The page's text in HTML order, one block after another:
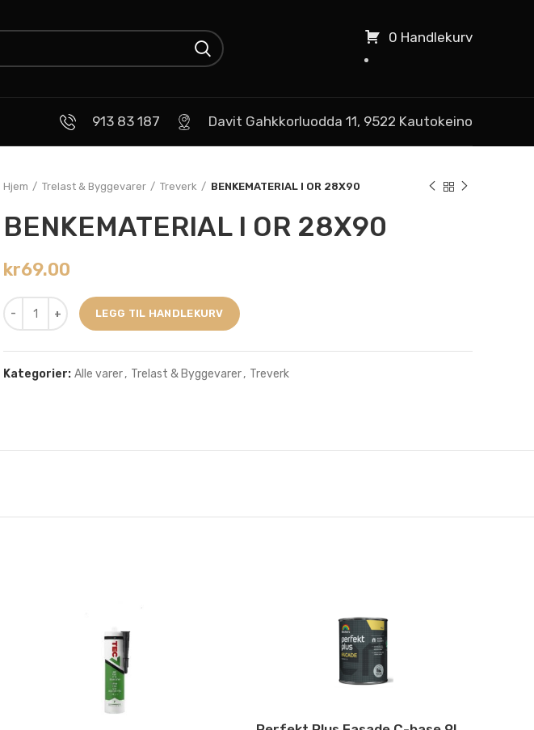
0 Handlekurv
913 83 187 Davit Gahkkorluodda 11, 9522 Kautokeino
Hjem Trelast & Byggevarer Treverk BENKEMATERIAL I OR 28X90
BENKEMATERIAL I OR 28X90
kr69.00
LEGG TIL HANDLEKURV
Kategorier: Alle varer, Trelast & Byggevarer, Treverk